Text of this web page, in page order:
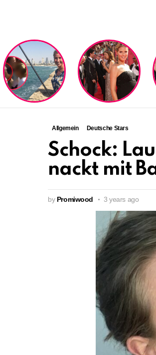
LATEST
STORIES
Allgemein Deutsche Stars
Schock:
nackt mit
by Promiwood 3 years ago